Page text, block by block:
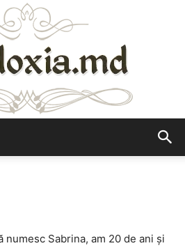
numesc Sabrina, am 20 de ani şi